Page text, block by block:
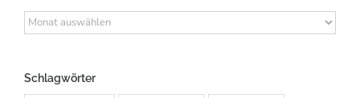
Archiv
Schlagwörter